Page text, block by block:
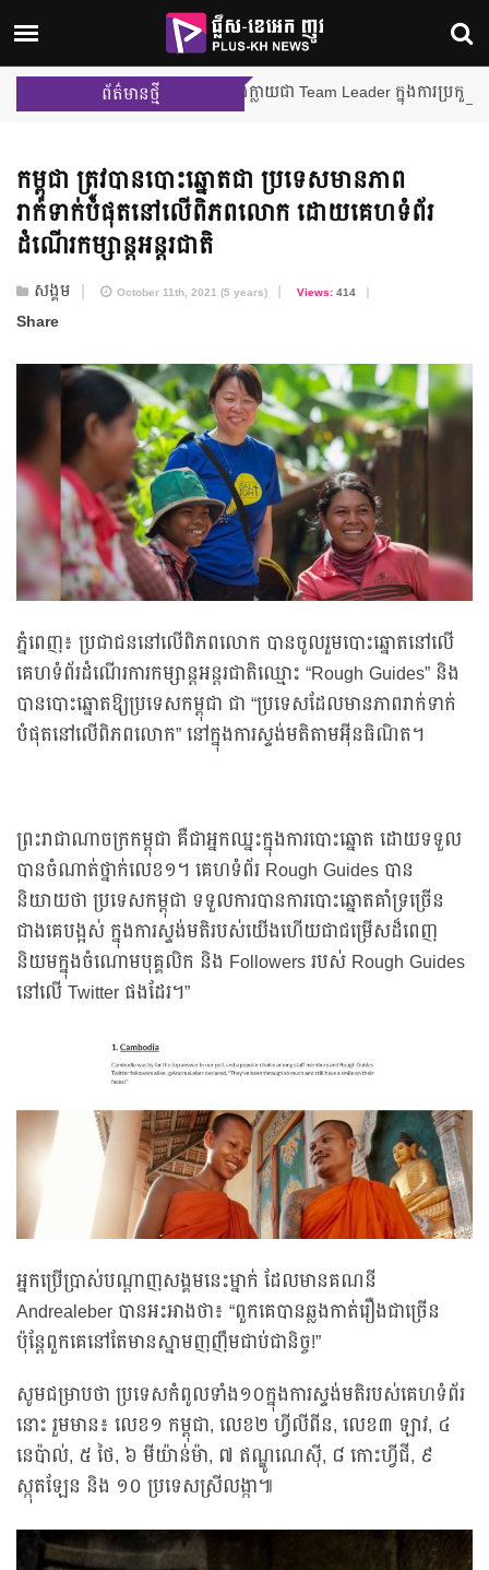
ព័ត៌មានថ្មី
ម៉ីលីង និង នីហឫទ័យ នឹងក្លាយជា Team Leader ក្នុងការប្រកួតជាក្រុមលើកដំ
កម្ពុជា ត្រូវបាន​បោះឆ្នោត​ជា ប្រទេស​មាន​ភាព​
រាក់ទាក់​បំផុត​នៅលើ​ពិភពលោក ដោយ​គេហទំព័រ​
ដំណើរ​កម្សាន្ត​អន្តរជាតិ
សង្គម October 11th, 2021 (5 years) Views:414
Share
ភ្នំពេញ៖ ប្រជាជននៅលើពិភពលោក បានចូលរួមបោះឆ្នោតនៅលើ
គេហទំព័រដំណើរការកម្សាន្តអន្តរជាតិឈ្មោះ “Rough Guides” និង
បានបោះឆ្នោតឱ្យប្រទេសកម្ពុជា ជា “ប្រទេសដែលមានភាពរាក់ទាក់
បំផុតនៅលើពិភពលោក” នៅក្នុងការស្ទង់មតិតាមអ៊ីនធិណិត។
ព្រះរាជាណាចក្រកម្ពុជា គឺជាអ្នកឈ្នះក្នុងការបោះឆ្នោត ដោយទទួល
បានចំណាត់ថ្នាក់លេខ១។ គេហទំព័រ Rough Guides បាន
និយាយថា ប្រទេសកម្ពុជា ទទួលការបានការបោះឆ្នោតគាំទ្រច្រើន
ជាងគេបង្អស់ ក្នុងការស្ទង់មតិរបស់យើងហើយជាជម្រើសដ៏ពេញ
និយមក្នុងចំណោមបុគ្គលិក និង Followers របស់ Rough Guides
នៅលើ Twitter ផងដែរ។”
អ្នកប្រើប្រាស់បណ្ដាញសង្គមនេះម្នាក់ ដែលមានគណនី
Andrealeber បានអះអាងថា៖ “ពួកគេបានឆ្លងកាត់រឿងជាច្រើន
ប៉ុន្តែពួកគេនៅតែមានស្នាមញញឹមជាប់ជានិច្ច!”
សូមជម្រាបថា ប្រទេសកំពូលទាំង១០ក្នុងការស្ទង់មតិរបស់គេហទំព័រ
នោះ រួមមាន៖ លេខ១ កម្ពុជា, លេខ២ ហ្វីលីពីន, លេខ៣ ឡាវ, ៤
នេប៉ាល់, ៥ ថៃ, ៦ មីយ៉ាន់ម៉ា, ៧ ឥណ្ឌូណេស៊ី, ៨ កោះហ្វីជី, ៩
ស្កុតឡែន និង ១០ ប្រទេសស្រីលង្កា៕